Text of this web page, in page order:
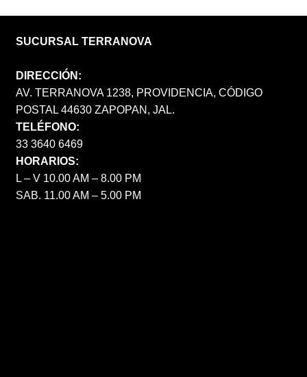
SUCURSAL TERRANOVA
DIRECCIÓN:
AV. TERRANOVA 1238, PROVIDENCIA, CÓDIGO
POSTAL 44630 ZAPOPAN, JAL.
TELÉFONO:
33 3640 6469
HORARIOS:
L – V 10.00 AM – 8.00 PM
SAB. 11.00 AM – 5.00 PM